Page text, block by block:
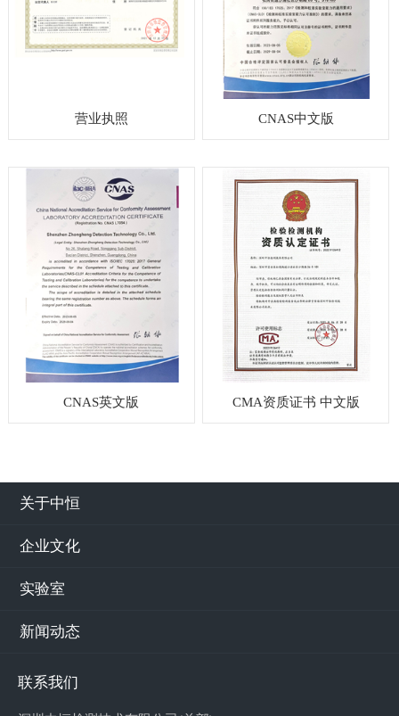
营业执照 CNAS中文版
CNAS英文版 CMA资质证书 中文版
关于中恒
企业文化
实验室
新闻动态
联系我们